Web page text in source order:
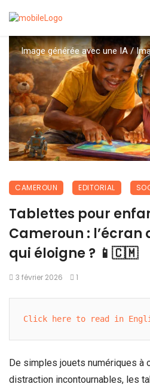
Image générée avec une IA /
CAMEROUN EDITORIAL
Tablettes pour
Cameroun : l’écran
qui éloigne ? 📱🇨🇲
3 février 2026 1
Click here to read in
De simples jouets numériques à
distraction incontournables, les